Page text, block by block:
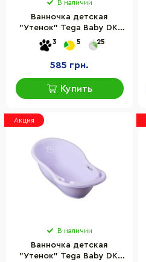
В наличии
Ванночка детская
"Утенок" Tega Baby DK-
004-131 зеленый, 86 см
3 5 25
585 грн.
Купить
Акция
В наличии
Ванночка детская
"Утенок" Tega Baby DK-